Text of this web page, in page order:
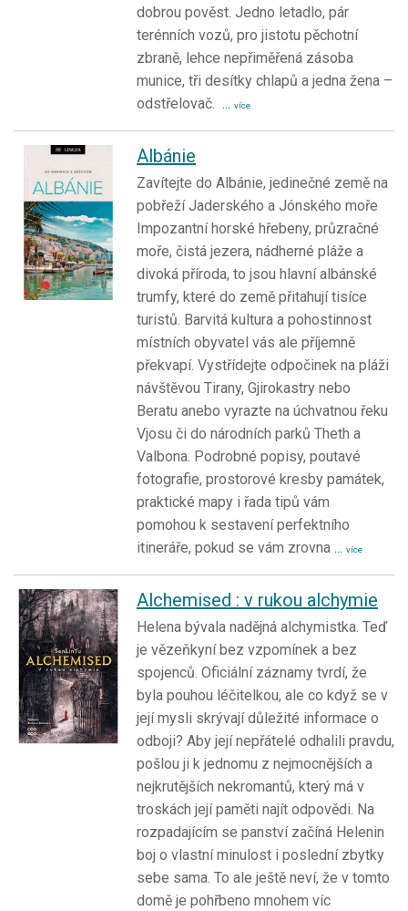
dobrou pověst. Jedno letadlo, pár
terénních vozů, pro jistotu pěchotní
zbraně, lehce nepřiměřená zásoba
munice, tři desítky chlapů a jedna žena –
odstřelovač. ... více
Albánie
Zavítejte do Albánie, jedinečné země na
pobřeží Jaderského a Jónského moře
Impozantní horské hřebeny, průzračné
moře, čistá jezera, nádherné pláže a
divoká příroda, to jsou hlavní albánské
trumfy, které do země přitahují tisíce
turistů. Barvitá kultura a pohostinnost
místních obyvatel vás ale příjemně
překvapí. Vystřídejte odpočinek na pláži
návštěvou Tirany, Gjirokastry nebo
Beratu anebo vyrazte na úchvatnou řeku
Vjosu či do národních parků Theth a
Valbona. Podrobné popisy, poutavé
fotografie, prostorové kresby památek,
praktické mapy i řada tipů vám
pomohou k sestavení perfektního
itineráře, pokud se vám zrovna ... více
Alchemised : v rukou alchymie
Helena bývala nadějná alchymistka. Teď
je vězeňkyní bez vzpomínek a bez
spojenců. Oficiální záznamy tvrdí, že
byla pouhou léčitelkou, ale co když se v
její mysli skrývají důležité informace o
odboji? Aby její nepřátelé odhalili pravdu,
pošlou ji k jednomu z nejmocnějších a
nejkrutějších nekromantů, který má v
troskách její paměti najít odpovědi. Na
rozpadajícím se panství začíná Helenin
boj o vlastní minulost i poslední zbytky
sebe sama. To ale ještě neví, že v tomto
domě je pohřbeno mnohem víc